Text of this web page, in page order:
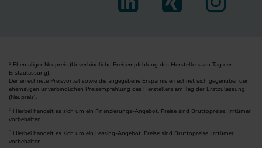
1
Ehemaliger Neupreis (Unverbindliche Preisempfehlung des Herstellers am Tag der
Erstzulassung).
Der errechnete Preisvorteil sowie die angegebene Ersparnis errechnet sich gegenüber der
ehemaligen unverbindlichen Preisempfehlung des Herstellers am Tag der Erstzulassung
(Neupreis).
2 Hierbei handelt es sich um ein Finanzierungs-Angebot. Preise sind Bruttopreise. Irrtümer
vorbehalten.
3 Hierbei handelt es sich um ein Leasing-Angebot. Preise sind Bruttopreise. Irrtümer
vorbehalten.